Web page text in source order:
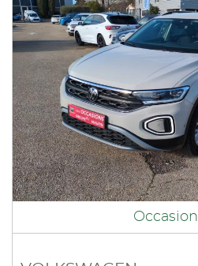
Occasion